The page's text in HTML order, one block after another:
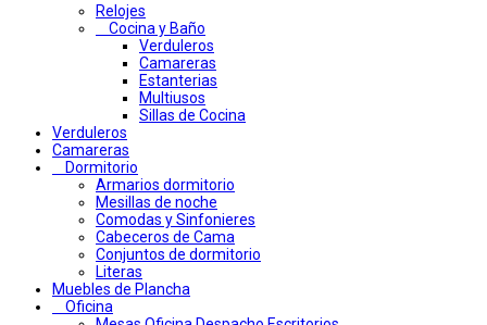
Relojes
Cocina y Baño
Verduleros
Camareras
Estanterias
Multiusos
Sillas de Cocina
Verduleros
Camareras
Dormitorio
Armarios dormitorio
Mesillas de noche
Comodas y Sinfonieres
Cabeceros de Cama
Conjuntos de dormitorio
Literas
Muebles de Plancha
Oficina